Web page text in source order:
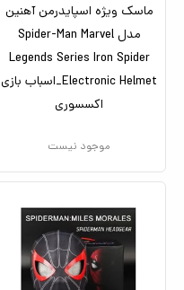
ماسک ویژه اسپایدرمن آهنین
مدل Spider-Man Marvel
Legends Series Iron Spider
Electronic Helmet_اسباب بازی
اکسسوری
موجود نیست